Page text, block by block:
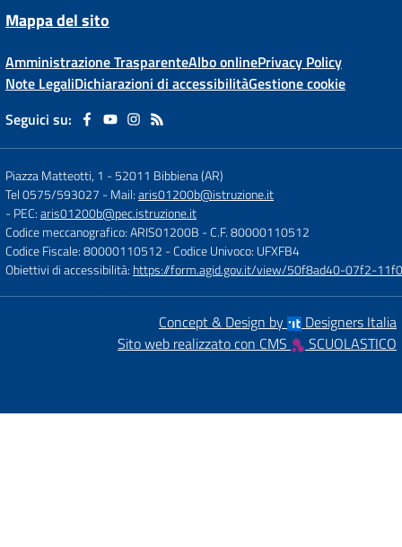
Mappa del sito
Amministrazione TrasparenteAlbo onlinePrivacy Policy
Note LegaliDichiarazioni di accessibilitàGestione cookie
Seguici su:
Piazza Matteotti, 1 -52011 Bibbiena (AR)
Tel 0575/593027 - Mail:aris01200b@istruzione.it
- PEC:aris01200b@pec.istruzione.it
Codice meccanografico: ARIS01200B - C.F. 80000110512
Codice Fiscale: 80000110512 - Codice Univoco: UFXFB4
Obiettivi di accessibilità: https://form.agid.gov.it/view/50f8ad40-07f2-
Concept & Design by
Designers Italia
Sito web realizzato con CMS
SCUOLASTICO